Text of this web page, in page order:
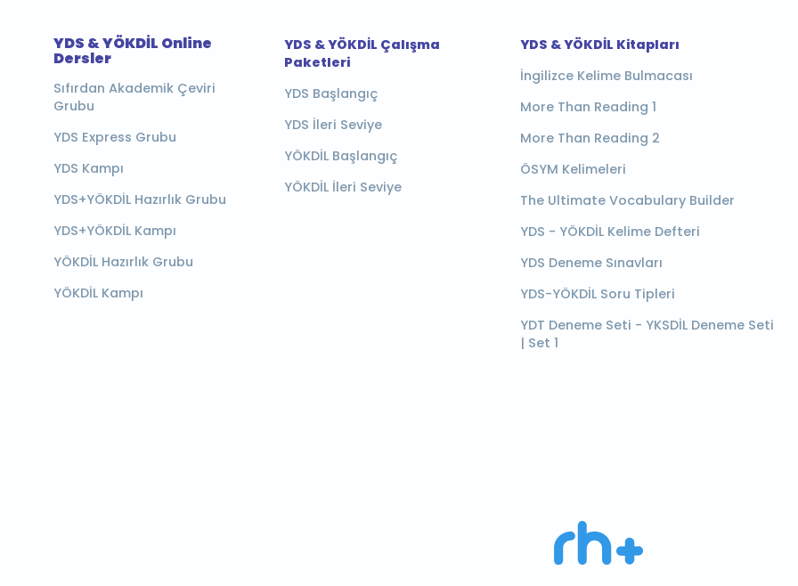
YDS & YÖKDİL Online
Dersler
Sıfırdan Akademik Çeviri
Grubu
YDS Express Grubu
YDS Kampı
YDS+YÖKDİL Hazırlık Grubu
YDS+YÖKDİL Kampı
YÖKDİL Hazırlık Grubu
YÖKDİL Kampı
YDS & YÖKDİL Çalışma
Paketleri
YDS Başlangıç
YDS İleri Seviye
YÖKDİL Başlangıç
YÖKDİL İleri Seviye
YDS & YÖKDİL Kitapları
İngilizce Kelime Bulmacası
More Than Reading 1
More Than Reading 2
ÖSYM Kelimeleri
The Ultimate Vocabulary Builder
YDS - YÖKDİL Kelime Defteri
YDS Deneme Sınavları
YDS-YÖKDİL Soru Tipleri
YDT Deneme Seti - YKSDİL Deneme Seti
| Set 1